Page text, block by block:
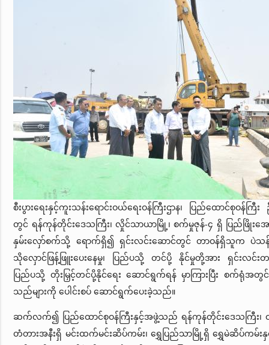
စီးပွားရေးနှင့်ကူးသန်းရောင်းဝယ်ရေးဝန်ကြီးဌာန၊ ပြည်ထောင်စုဝန်
တွင် ရန်ကုန်တိုင်းဒေသကြီး၊ လှိုင်သာယာမြို့၊ စက်မှုဇုန်-၄ ရှိ ပြည်ဖြိုး
နှမ်းလှော်စက်သို့ ရောက်ရှိ၍ ရှင်းလင်းဆောင်တွင် တာဝန်ရှိသူက ပဲသ
သိုလှောင်ဖြန့်ဖြူးပေးနေမှု၊ ပြည်ပသို့ တင်ပို့ နိုင်မှုတို့အား ရှင်းလင်းတ
ပြည်ပသို့ တိုးမြှင့်တင်ပို့နိုင်ရေး ဆောင်ရွက်ရန် မှာကြားပြီး စက်ရုံ
သည်များကို ပေါင်းစပ် ဆောင်ရွက်ပေးခဲ့သည်။
ဆက်လက်၍ ပြည်ထောင်စုဝန်ကြီးနှင့်အဖွဲ့သည် ရန်ကုန်တိုင်းဒေသကြီး၊
တံတားအနီးရှိ မင်းထက်မင်းဆိပ်ကမ်း၊ ရွှေပြည်သာမြို့ရှိ ရွှေမဲဆိပ်ကမ်း